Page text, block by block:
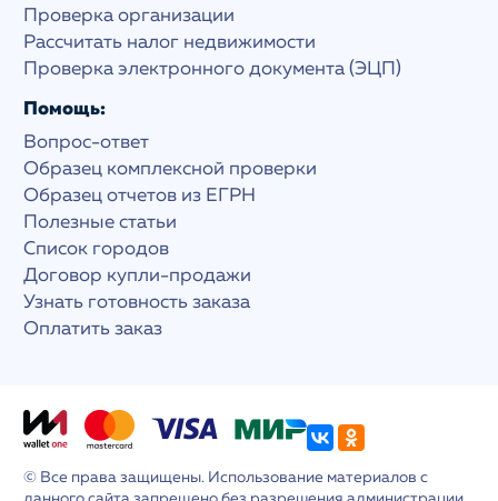
Проверка организации
Рассчитать налог недвижимости
Проверка электронного документа (ЭЦП)
Помощь:
Вопрос-ответ
Образец комплексной проверки
Образец отчетов из ЕГРН
Полезные статьи
Список городов
Договор купли-продажи
Узнать готовность заказа
Оплатить заказ
© Все права защищены. Использование материалов с